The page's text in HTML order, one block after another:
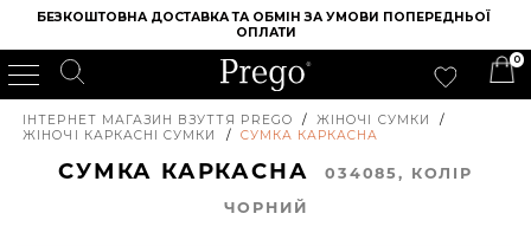
БЕЗКОШТОВНА ДОСТАВКА ТА ОБМІН ЗА УМОВИ ПОПЕРЕДНЬОЇ
ОПЛАТИ
0
ІНТЕРНЕТ МАГАЗИН ВЗУТТЯ PREGO / ЖІНОЧІ СУМКИ
/
ЖІНОЧІ КАРКАСНІ СУМКИ
/ СУМКА КАРКАСНА
СУМКА КАРКАСНА034085, КОЛIР
ЧОРНИЙ